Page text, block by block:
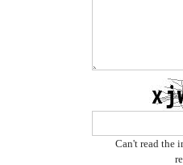
Can't read